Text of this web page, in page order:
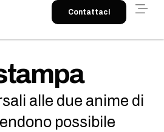
Contattaci
alle due anime di
possibile